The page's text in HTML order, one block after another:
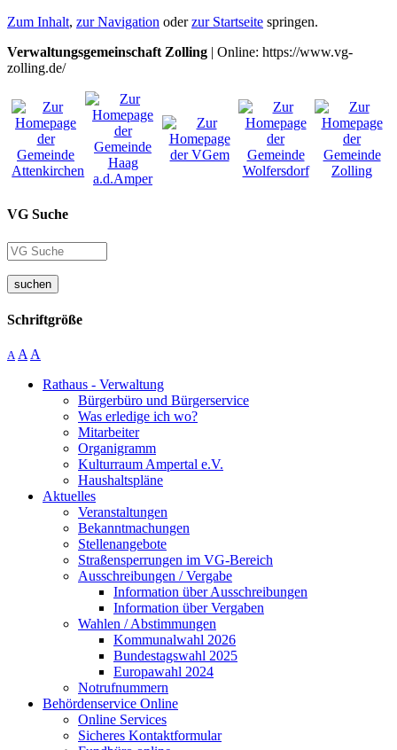
Zum Inhalt, zur Navigation oderzur Startseite springen.
Verwaltungsgemeinschaft Zolling | Online: https://www.vg-
zolling.de/
VG Suche
suchen
Schriftgröße
A A A
Rathaus - Verwaltung
Bürgerbüro und Bürgerservice
Was erledige ich wo?
Mitarbeiter
Organigramm
Kulturraum Ampertal e.V.
Haushaltspläne
Aktuelles
Veranstaltungen
Bekanntmachungen
Stellenangebote
Straßensperrungen im VG-Bereich
Ausschreibungen / Vergabe
Information über Ausschreibungen
Information über Vergaben
Wahlen / Abstimmungen
Kommunalwahl 2026
Bundestagswahl 2025
Europawahl 2024
Notrufnummern
Behördenservice Online
Online Services
Sicheres Kontaktformular